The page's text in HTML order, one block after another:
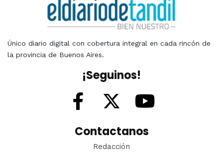
Único diario digital con cobertura integral en cada rincón de
la provincia de Buenos Aires.
¡Seguinos!
Contactanos
Redacción